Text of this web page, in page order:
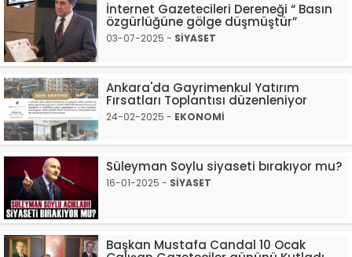
İnternet Gazetecileri Dereneği “ Basın
özgürlüğüne gölge düşmüştür”
03-07-2025 - SİYASET
Ankara'da Gayrimenkul Yatırım
Fırsatları Toplantısı düzenleniyor
24-02-2025 - EKONOMİ
Süleyman Soylu siyaseti bırakıyor mu?
16-01-2025 - SİYASET
Başkan Mustafa Candal 10 Ocak